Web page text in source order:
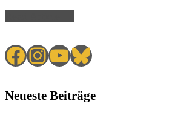
Facebook
Instagram
YouTube
Bluesky
Neueste Beiträge